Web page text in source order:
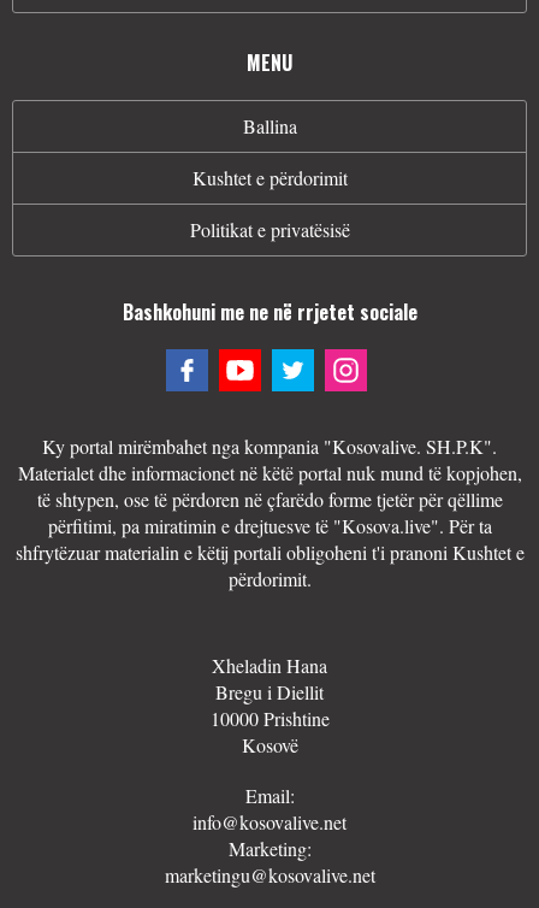
MENU
Ballina
Kushtet e përdorimit
Politikat e privatësisë
Bashkohuni me ne në rrjetet sociale
Ky portal mirëmbahet nga kompania "Kosovalive. SH.P.K".
Materialet dhe informacionet në këtë portal nuk mund të kopjohen,
të shtypen, ose të përdoren në çfarëdo forme tjetër për qëllime
përfitimi, pa miratimin e drejtuesve të "Kosova.live". Për ta
shfrytëzuar materialin e këtij portali obligoheni t'i pranoni Kushtet e
përdorimit.
Xheladin Hana
Bregu i Diellit
10000 Prishtine
Kosovë
Email:
info@kosovalive.net
Marketing:
marketingu@kosovalive.net